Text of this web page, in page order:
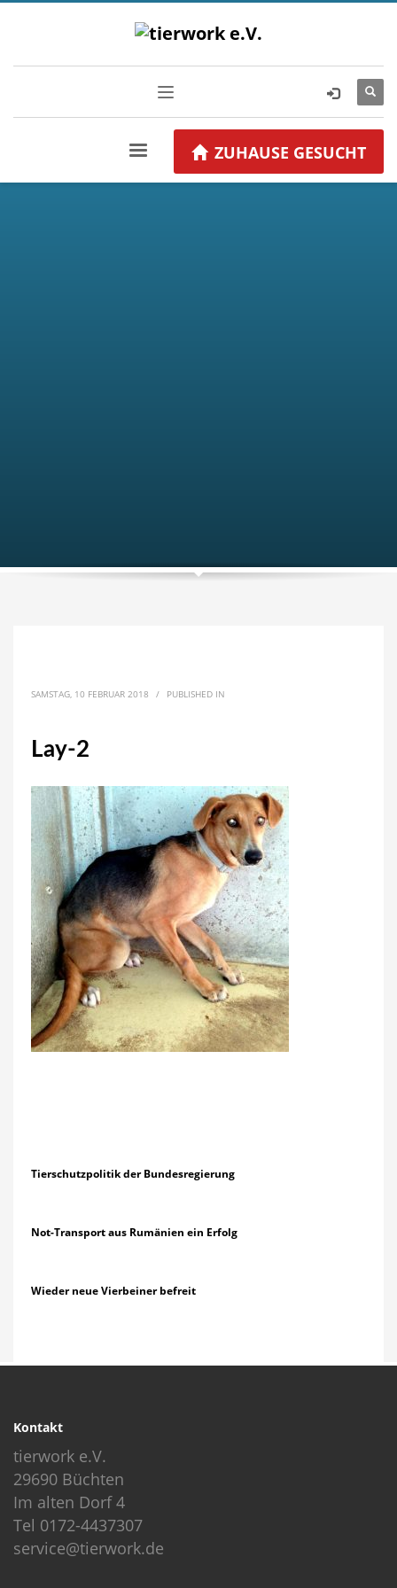
ZUHAUSE GESUCHT
SAMSTAG, 10 FEBRUAR 2018 / PUBLISHED IN
Lay-2
Tierschutzpolitik der Bundesregierung
Not-Transport aus Rumänien ein Erfolg
Wieder neue Vierbeiner befreit
Kontakt
tierwork e.V.
29690 Büchten
Im alten Dorf 4
Tel 0172-4437307
service@tierwork.de